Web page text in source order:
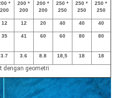
*
200
200 *
200
200 *
200
250 *
250
250 *
250
250 *
250
12 12 20 40 40 40
35 41 60 60 80 80
3.7 3.6 8.8 18,5 18 18
dengan geometri